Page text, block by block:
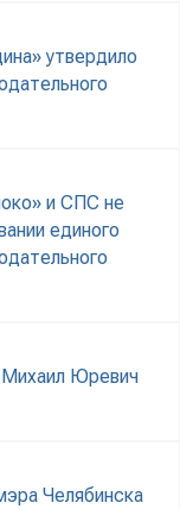
утвердило
и СПС не
единого
Михаил Юревич
Челябинска